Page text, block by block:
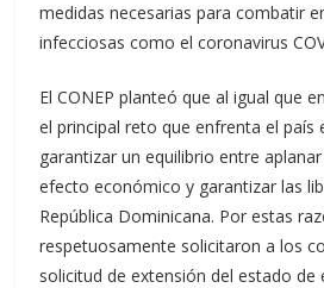
medidas necesarias para combatir
infecciosas como el coronavirus
El CONEP planteó que al igual que
el principal reto que enfrenta el país
garantizar un equilibrio entre
efecto económico y garantizar las
República Dominicana. Por estas
respetuosamente solicitaron a los
solicitud de extensión del estado de